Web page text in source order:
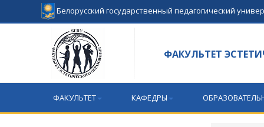
Белорусский государственный педагогический
ФАКУЛЬТЕТ
ФАКУЛЬТЕТ КАФЕДРЫ